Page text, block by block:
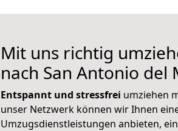
Mit uns richtig
nach San Antonio del
Entspannt und stressfrei umziehen
unser Netzwerk können wir Ihnen
Umzugsdienstleistungen anbieten,